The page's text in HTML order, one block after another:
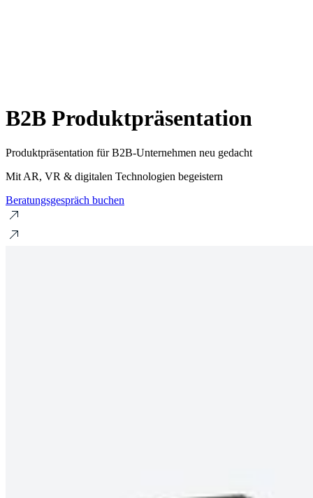
B2B Produktpräsentation
Produktpräsentation für B2B-Unternehmen neu gedacht
Mit AR, VR & digitalen Technologien begeistern
Beratungsgespräch buchen